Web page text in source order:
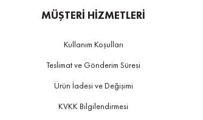
MÜŞTERİ HİZMETLERİ
Kullanım Koşulları
Teslimat ve Gönderim Süresi
Ürün İadesi ve Değişimi
KVKK Bilgilendirmesi